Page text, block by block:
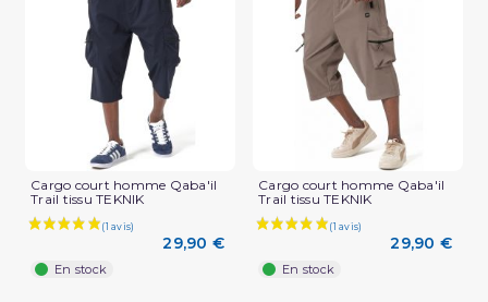
Cargo court homme Qaba'il
Trail tissu TEKNIK
29,90 €
En stock
Cargo court homme Qaba'il
Trail tissu TEKNIK
29,90 €
En stock